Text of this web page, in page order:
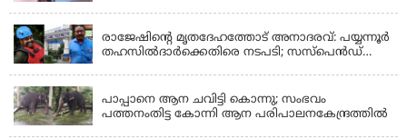
രാജേഷിന്റെ മൃതദേഹത്തോട് അനാദരവ്: പയ്യന്നൂർ
തഹസിൽദാർക്കെതിരെ നടപടി; സസ്പെൻഡ്
പാപ്പാനെ ആന ചവിട്ടി കൊന്നു; സംഭവം
പത്തനംതിട്ട കോന്നി ആന പരിപാലനകേന്ദ്രത്തിൽ